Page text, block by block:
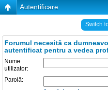
Autentificare
Switch
Forumul necesită ca
autentificat pentru a vedea
Nume
utilizator:
Parolă: